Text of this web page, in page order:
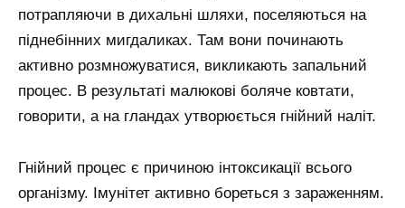
потрапляючи в дихальні шляхи, поселяються на
піднебінних мигдаликах. Там вони починають
активно розмножуватися, викликають запальний
процес. В результаті малюкові боляче ковтати,
говорити, а на гландах утворюється гнійний наліт.
Гнійний процес є причиною інтоксикації всього
організму. Імунітет активно бореться з зараженням.